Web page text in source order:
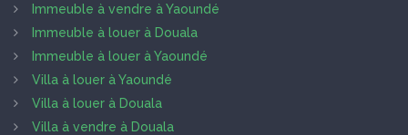
Immeuble à vendre à Yaoundé
Immeuble à louer à Douala
Immeuble à louer à Yaoundé
Villa à louer à Yaoundé
Villa à louer à Douala
Villa à vendre à Douala